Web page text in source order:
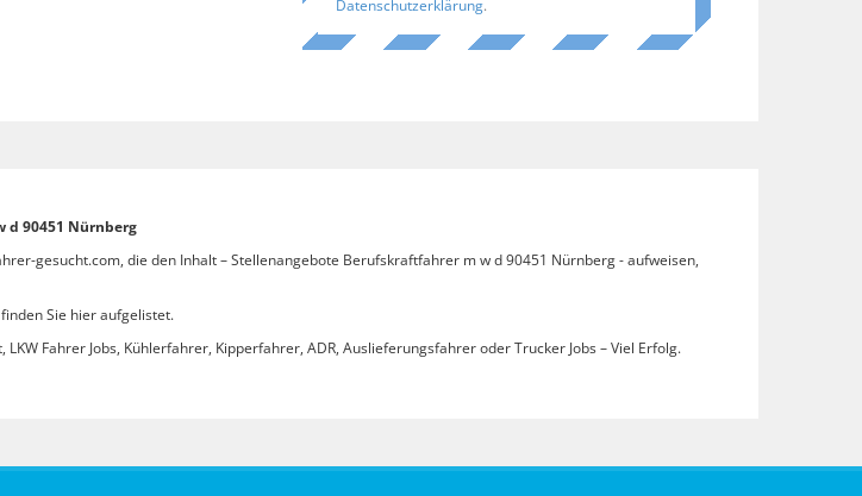
Datenschutzerklärung.
d 90451 Nürnberg
gesucht.com, die den Inhalt – Stellenangebote Berufskraftfahrer m w d 90451 Nürnberg - aufweisen,
Sie hier aufgelistet.
Fahrer Jobs, Kühlerfahrer, Kipperfahrer, ADR, Auslieferungsfahrer oder Trucker Jobs – Viel Erfolg.